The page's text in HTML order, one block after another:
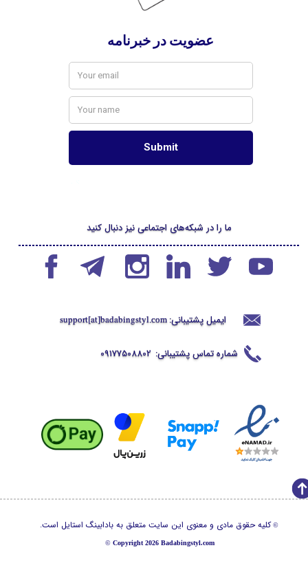
©کلیه حقوق مادی و معنوی این سایت متعلق به بادابینگ استایل است.
© Copyright 2026 Badabingstyl.com
ایمیل پشتیبانی: support[at]badabingstyl.com
شماره تماس پشتیبانی: 09177508802
ما را در شبکه‌های اجتماعی نیز دنبال کنید